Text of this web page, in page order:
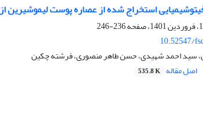
فیتوشیمیایی استخراج شده از عصاره پوست
236-246
10.52547/
سید احمد شهیدی، حسن طاهر منصوری، فرشته چکین
اصل مقاله 535.8 K